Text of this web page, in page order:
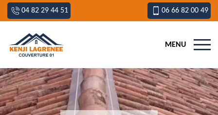
04 82 29 44 51 06 66 82 00 49
MENU